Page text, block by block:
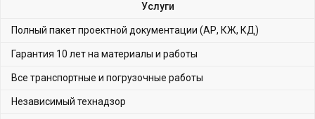
Услуги
Полный пакет проектной документации (АР, КЖ, КД)
Гарантия 10 лет на материалы и работы
Все транспортные и погрузочные работы
Независимый технадзор